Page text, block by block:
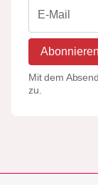
Abonnieren
Mit dem
zu.